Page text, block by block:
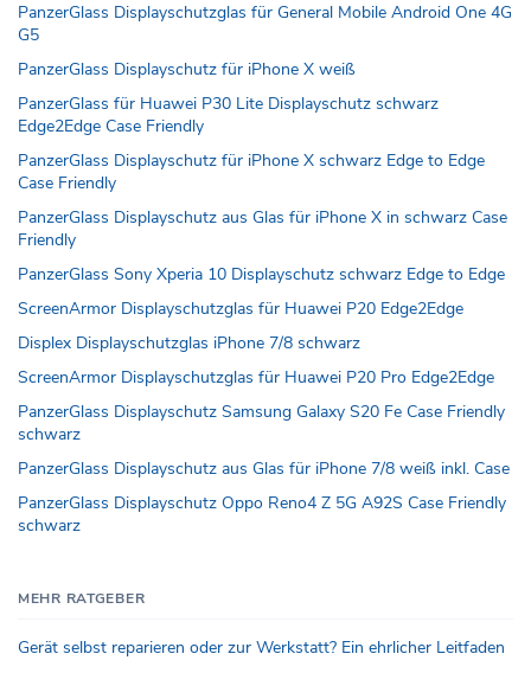
PanzerGlass Displayschutzglas für General Mobile Android One 4G
G5
PanzerGlass Displayschutz für iPhone X weiß
PanzerGlass für Huawei P30 Lite Displayschutz schwarz
Edge2Edge Case Friendly
PanzerGlass Displayschutz für iPhone X schwarz Edge to Edge
Case Friendly
PanzerGlass Displayschutz aus Glas für iPhone X in schwarz Case
Friendly
PanzerGlass Sony Xperia 10 Displayschutz schwarz Edge to Edge
ScreenArmor Displayschutzglas für Huawei P20 Edge2Edge
Displex Displayschutzglas iPhone 7/8 schwarz
ScreenArmor Displayschutzglas für Huawei P20 Pro Edge2Edge
PanzerGlass Displayschutz Samsung Galaxy S20 Fe Case Friendly
schwarz
PanzerGlass Displayschutz aus Glas für iPhone 7/8 weiß inkl. Case
PanzerGlass Displayschutz Oppo Reno4 Z 5G A92S Case Friendly
schwarz
MEHR RATGEBER
Gerät selbst reparieren oder zur Werkstatt? Ein ehrlicher Leitfaden